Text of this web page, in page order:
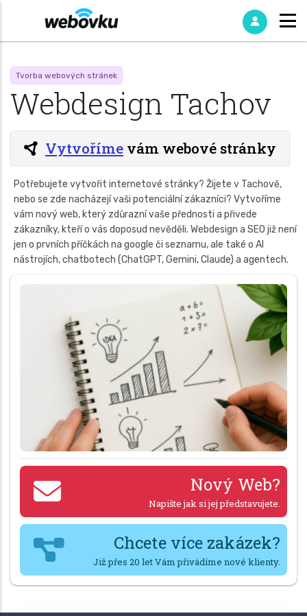
Tvorba webových stránek
Webdesign Tachov
Vytvoříme vám webové stránky
Potřebujete vytvořit internetové stránky? Žijete v Tachově,
nebo se zde nacházejí vaši potenciální zákazníci? Vytvoříme
vám nový web, který zdůrazní vaše přednosti a přivede
zákazníky, kteří o vás doposud nevěděli. Webdesign a SEO již není
jen o prvních příčkách na google či seznamu, ale také o AI
nástrojích, chatbotech (ChatGPT, Gemini, Claude) a agentech.
Nový Web?
Napište jak si jej představujete.
Chcete více zakázek?
Již přes 20 let Vám přivádíme nové klienty.